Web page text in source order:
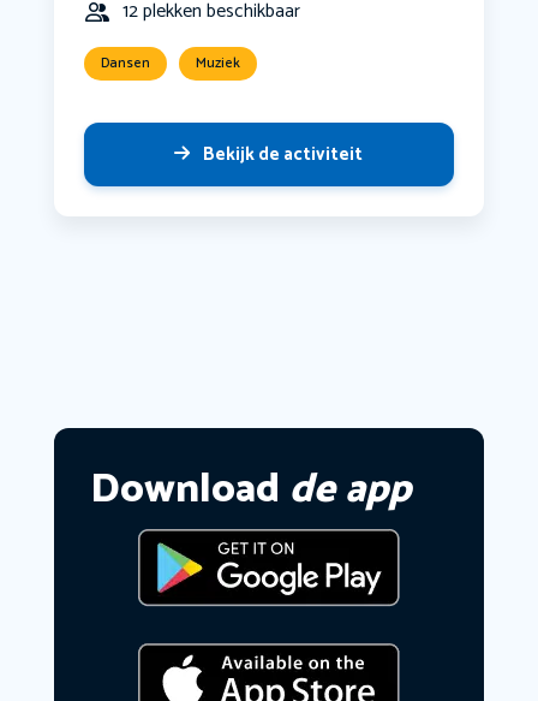
12 plekken beschikbaar
Dansen Muziek
Bekijk de activiteit
Download de app